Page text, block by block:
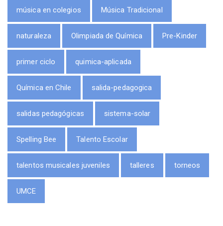
música en colegios Música Tradicional
naturaleza Olimpiada de Química Pre-Kinder
primer ciclo quimica-aplicada
Química en Chile salida-pedagogica
salidas pedagógicas sistema-solar
Spelling Bee Talento Escolar
talentos musicales juveniles talleres torneos
UMCE